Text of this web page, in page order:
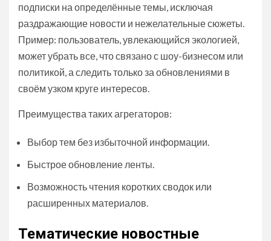
подписки на определённые темы, исключая
раздражающие новости и нежелательные сюжеты.
Пример: пользователь, увлекающийся экологией,
может убрать все, что связано с шоу-бизнесом или
политикой, а следить только за обновлениями в
своём узком круге интересов.
Преимущества таких агрегаторов:
Выбор тем без избыточной информации.
Быстрое обновление ленты.
Возможность чтения коротких сводок или
расширенных материалов.
Тематические новостные